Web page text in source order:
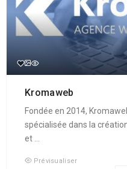
Kromaweb
Fondée en 2014,
spécialisée dans la
et ...
Prévisualiser